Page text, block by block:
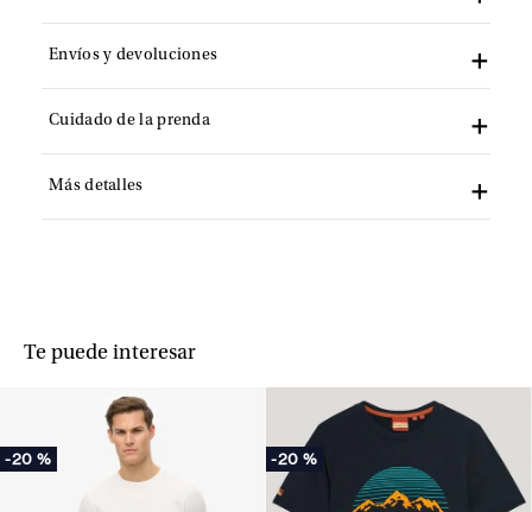
Envíos y devoluciones
Cuidado de la prenda
Más detalles
Te puede interesar
-20 % -20 %